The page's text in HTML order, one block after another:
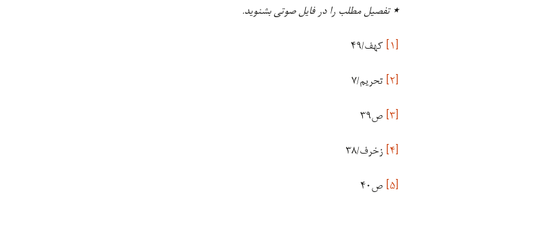
٭تفصیل مطلب را در فایل صوتی بشنوید.
[۱] کهف/۴۹
[۲] تحریم/۷
[۳] ص۳۹
[۴] زخرف/۳۸
[۵] ص۴۰